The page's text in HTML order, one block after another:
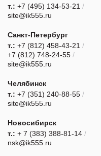
т.: +7 (495) 134-53-21 /
site@ik555.ru
Санкт-Петербург
т.: +7 (812) 458-43-21 /
+7 (812) 748-24-55 /
site@ik555.ru
Челябинск
т.: +7 (351) 240-88-55 /
site@ik555.ru
Новосибирск
т.: + 7 (383) 388-81-14 /
nsk@ik555.ru